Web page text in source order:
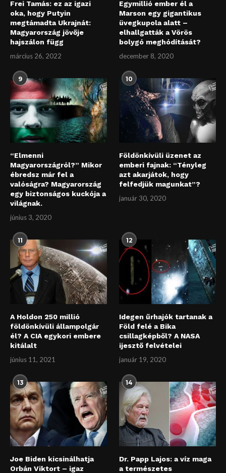
Frei Tamás: ez az igazi
oka, hogy Putyin
megtámadta Ukrajnát:
Magyarország jövője
hajszálon függ
március 26, 2022
Egymillió ember él a
Marson egy gigantikus
üvegkupola alatt –
elhallgatták a Vörös
bolygó meghódítását?
december 8, 2020
9
“Elmenni
Magyarországról?” Mikor
ébredsz már fel a
valóságra? Magyarország
egy biztonságos kuckója a
világnak.
június 3, 2020
10
Földönkívüli üzenet az
emberi fajnak: “Tényleg
azt akarjátok, hogy
felfedjük magunkat”?
január 30, 2020
11
A Holdon 250 millió
földönkívüli állampolgár
él? A CIA egykori embere
kitálalt
június 11, 2021
12
Idegen űrhajók tartanak a
Föld felé a Bika
csillagképből? A NASA
ijesztő felvételei
január 19, 2020
13
Joe Biden kicsinálhatja
Orbán Viktort – igaz
14
Dr. Papp Lajos: a víz maga
a természetes